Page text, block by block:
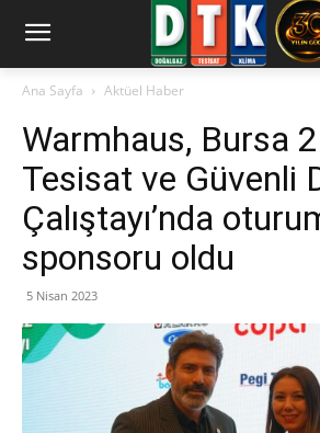
Ana Sayfa Aktüel Haber
Warmhaus, Bursa
Tesisat ve Güvenli
Çalıştayı’nda
sponsoru oldu
5 Nisan 2023